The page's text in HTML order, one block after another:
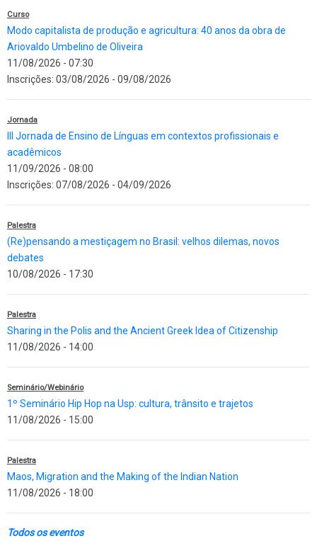
Curso
Modo capitalista de produção e agricultura: 40 anos da obra de
Ariovaldo Umbelino de Oliveira
11/08/2026 - 07:30
Inscrições: 03/08/2026 - 09/08/2026
Jornada
III Jornada de Ensino de Línguas em contextos profissionais e
acadêmicos
11/09/2026 - 08:00
Inscrições: 07/08/2026 - 04/09/2026
Palestra
(Re)pensando a mestiçagem no Brasil: velhos dilemas, novos
debates
10/08/2026 - 17:30
Palestra
Sharing in the Polis and the Ancient Greek Idea of Citizenship
11/08/2026 - 14:00
Seminário/Webinário
1º Seminário Hip Hop na Usp: cultura, trânsito e trajetos
11/08/2026 - 15:00
Palestra
Maos, Migration and the Making of the Indian Nation
11/08/2026 - 18:00
Todos os eventos